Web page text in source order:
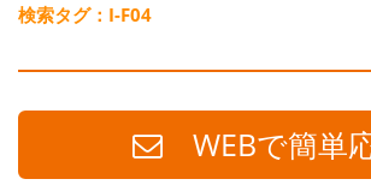
検索タグ：I-F04
WEBで簡単